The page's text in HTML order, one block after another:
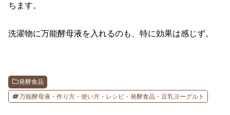
ちます。
洗濯物に万能酵母液を入れるのも、特に効果は感じず。
発酵食品
万能酵母液・作り方・使い方・レシピ・発酵食品・豆乳ヨーグルト